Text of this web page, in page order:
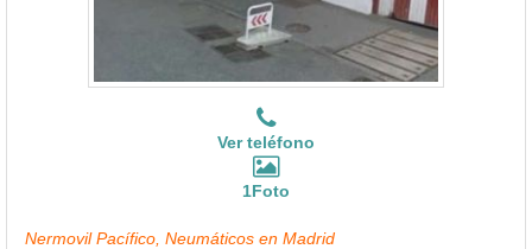
Ver teléfono
1Foto
Nermovil Pacífico, Neumáticos en Madrid